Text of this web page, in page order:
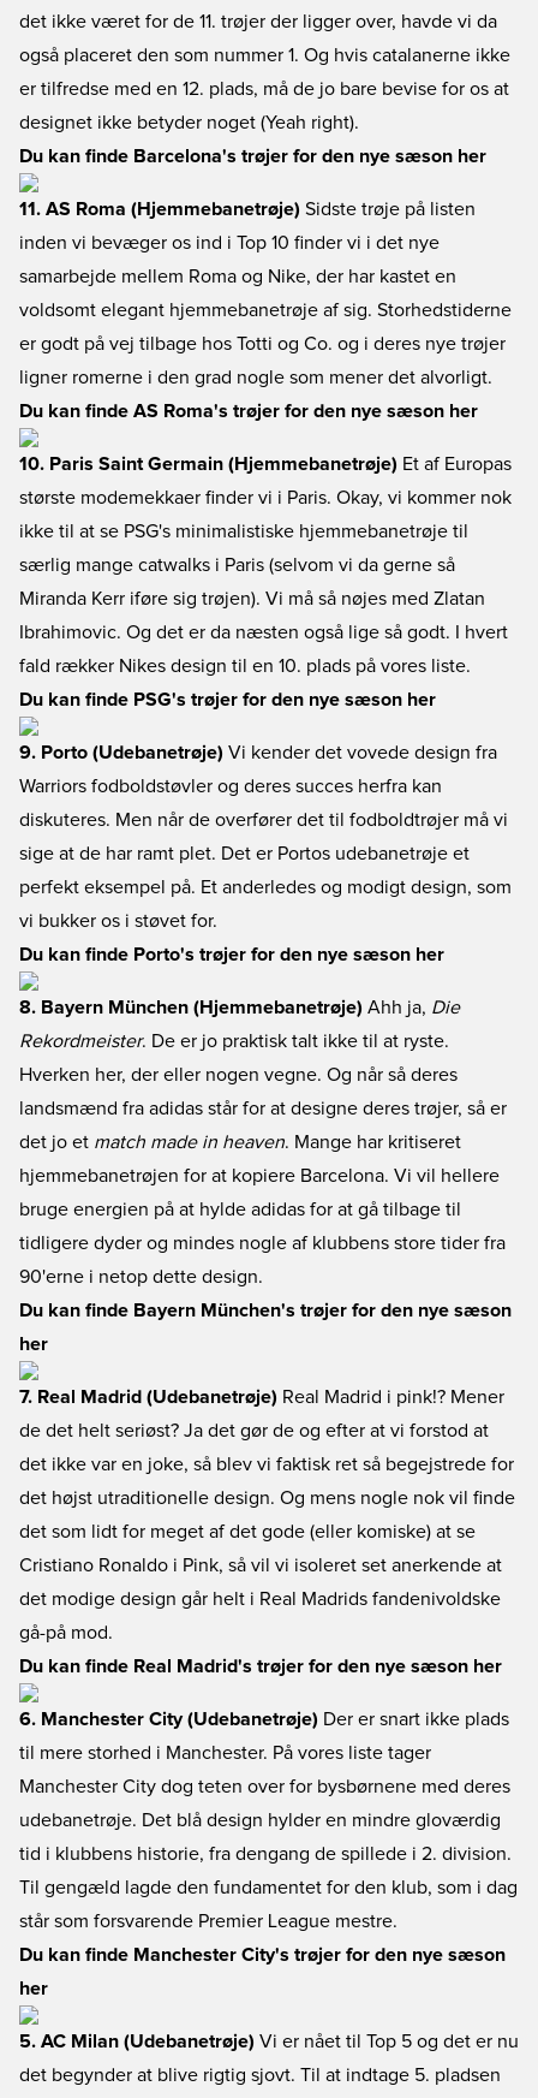
det ikke været for de 11. trøjer der ligger over, havde vi da
også placeret den som nummer 1. Og hvis catalanerne ikke
er tilfredse med en 12. plads, må de jo bare bevise for os at
designet ikke betyder noget (Yeah right).
Du kan finde Barcelona's trøjer for den nye sæson her
11. AS Roma (Hjemmebanetrøje) Sidste trøje på listen
inden vi bevæger os ind i Top 10 finder vi i det nye
samarbejde mellem Roma og Nike, der har kastet en
voldsomt elegant hjemmebanetrøje af sig. Storhedstiderne
er godt på vej tilbage hos Totti og Co. og i deres nye trøjer
ligner romerne i den grad nogle som mener det alvorligt.
Du kan finde AS Roma's trøjer for den nye sæson her
10. Paris Saint Germain (Hjemmebanetrøje) Et af Europas
største modemekkaer finder vi i Paris. Okay, vi kommer nok
ikke til at se PSG's minimalistiske hjemmebanetrøje til
særlig mange catwalks i Paris (selvom vi da gerne så
Miranda Kerr iføre sig trøjen). Vi må så nøjes med Zlatan
Ibrahimovic. Og det er da næsten også lige så godt. I hvert
fald rækker Nikes design til en 10. plads på vores liste.
Du kan finde PSG's trøjer for den nye sæson her
9. Porto (Udebanetrøje) Vi kender det vovede design fra
Warriors fodboldstøvler og deres succes herfra kan
diskuteres. Men når de overfører det til fodboldtrøjer må vi
sige at de har ramt plet. Det er Portos udebanetrøje et
perfekt eksempel på. Et anderledes og modigt design, som
vi bukker os i støvet for.
Du kan finde Porto's trøjer for den nye sæson her
8. Bayern München (Hjemmebanetrøje) Ahh ja, Die
Rekordmeister. De er jo praktisk talt ikke til at ryste.
Hverken her, der eller nogen vegne. Og når så deres
landsmænd fra adidas står for at designe deres trøjer, så er
det jo et match made in heaven. Mange har kritiseret
hjemmebanetrøjen for at kopiere Barcelona. Vi vil hellere
bruge energien på at hylde adidas for at gå tilbage til
tidligere dyder og mindes nogle af klubbens store tider fra
90'erne i netop dette design.
Du kan finde Bayern München's trøjer for den nye sæson
her
7. Real Madrid (Udebanetrøje) Real Madrid i pink!? Mener
de det helt seriøst? Ja det gør de og efter at vi forstod at
det ikke var en joke, så blev vi faktisk ret så begejstrede for
det højst utraditionelle design. Og mens nogle nok vil finde
det som lidt for meget af det gode (eller komiske) at se
Cristiano Ronaldo i Pink, så vil vi isoleret set anerkende at
det modige design går helt i Real Madrids fandenivoldske
gå-på mod.
Du kan finde Real Madrid's trøjer for den nye sæson her
6. Manchester City (Udebanetrøje) Der er snart ikke plads
til mere storhed i Manchester. På vores liste tager
Manchester City dog teten over for bysbørnene med deres
udebanetrøje. Det blå design hylder en mindre gloværdig
tid i klubbens historie, fra dengang de spillede i 2. division.
Til gengæld lagde den fundamentet for den klub, som i dag
står som forsvarende Premier League mestre.
Du kan finde Manchester City's trøjer for den nye sæson
her
5. AC Milan (Udebanetrøje) Vi er nået til Top 5 og det er nu
det begynder at blive rigtig sjovt. Til at indtage 5. pladsen